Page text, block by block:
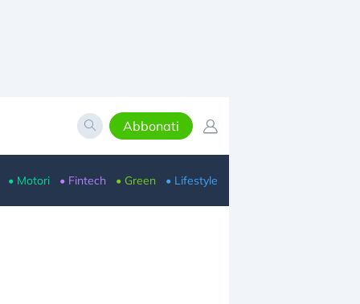
Abbonati
• Motori • Fintech • Green • Lifestyle